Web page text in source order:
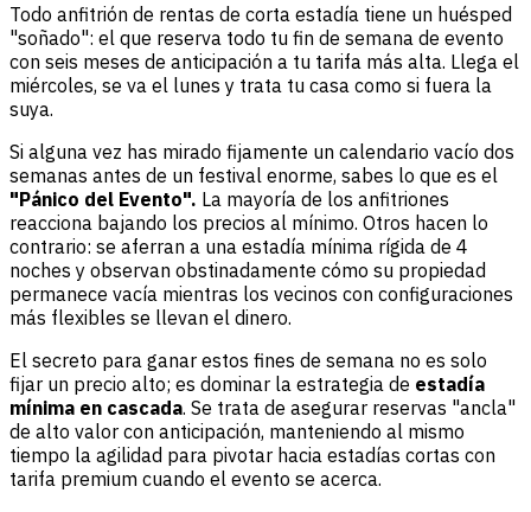
Todo anfitrión de rentas de corta estadía tiene un huésped
"soñado": el que reserva todo tu fin de semana de evento
con seis meses de anticipación a tu tarifa más alta. Llega el
miércoles, se va el lunes y trata tu casa como si fuera la
suya.
Si alguna vez has mirado fijamente un calendario vacío dos
semanas antes de un festival enorme, sabes lo que es el
"Pánico del Evento". La mayoría de los anfitriones
reacciona bajando los precios al mínimo. Otros hacen lo
contrario: se aferran a una estadía mínima rígida de 4
noches y observan obstinadamente cómo su propiedad
permanece vacía mientras los vecinos con configuraciones
más flexibles se llevan el dinero.
El secreto para ganar estos fines de semana no es solo
fijar un precio alto; es dominar la estrategia de estadía
mínima en cascada. Se trata de asegurar reservas "ancla"
de alto valor con anticipación, manteniendo al mismo
tiempo la agilidad para pivotar hacia estadías cortas con
tarifa premium cuando el evento se acerca.